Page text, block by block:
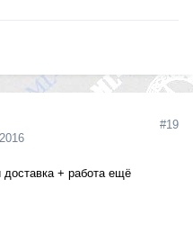
#19
доставка + работа ещё